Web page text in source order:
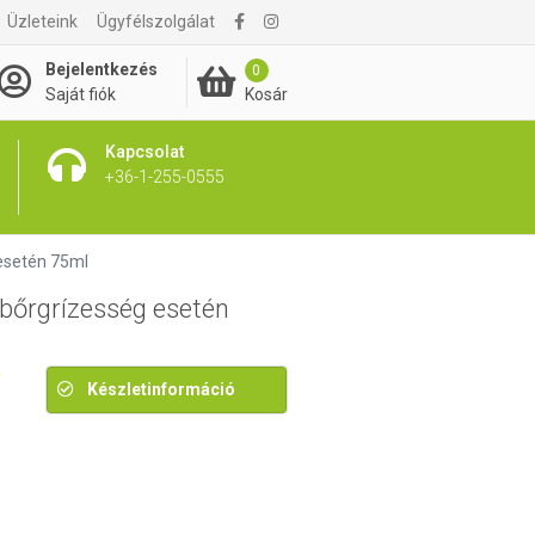
Üzleteink Ügyfélszolgálat
Bejelentkezés
Saját fiók
0
Kosár
Kapcsolat
+36-1-255-0555
3 290 Ft
75ml
esetén
Készletinformáció